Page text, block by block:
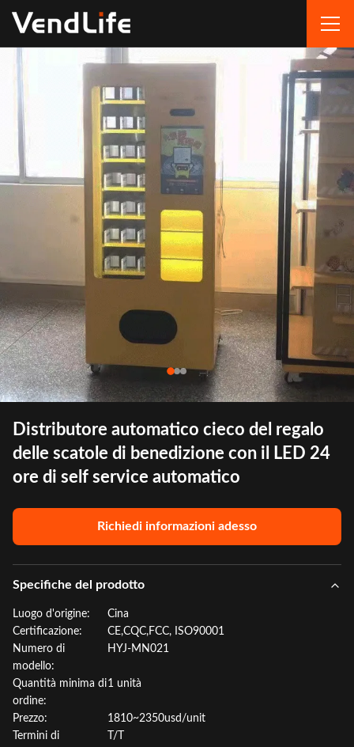
Distributore automatico cieco del regalo
delle scatole di benedizione con il LED 24
ore di self service automatico
Richiedi informazioni adesso
Specifiche del prodotto
Luogo d'origine:
Cina
Certificazione:
CE,CQC,FCC, ISO90001
Numero di
modello:
HYJ-MN021
Quantità minima di
ordine:
1 unità
Prezzo:
1810~2350usd/unit
Termini di
T/T